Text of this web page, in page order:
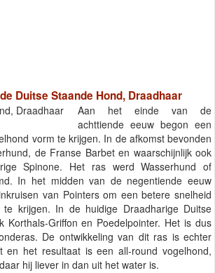
Duitse Staande Hond, Draadhaar
Aan het einde van de
achttiende eeuw begon een
vorm te krijgen. In de afkomst bevonden
de Franse Barbet en waarschijnlijk ook
Spinone. Het ras werd Wasserhund of
In het midden van de negentiende eeuw
van Pointers om een betere snelheid
krijgen. In de huidige Draadharige Duitse
Korthals-Griffon en Poedelpointer. Het is dus
De ontwikkeling van dit ras is echter
en het resultaat is een all-round vogelhond,
hij liever in dan uit het water is.